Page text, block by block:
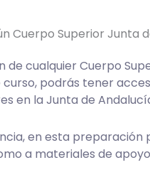
Cuerpo Superior Junta
cualquier Cuerpo
podrás tener
en la Junta de
en esta preparación
a materiales de